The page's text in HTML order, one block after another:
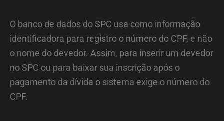
O banco de dados do SPC usa como informação
identificadora para registro o número do CPF, e não
o nome do devedor. Assim, para inserir um devedor
no SPC ou para baixar sua inscrição após o
pagamento da dívida o sistema exige o número do
CPF.